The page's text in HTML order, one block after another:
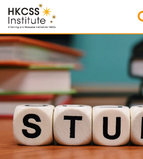
HKCSS
Institute